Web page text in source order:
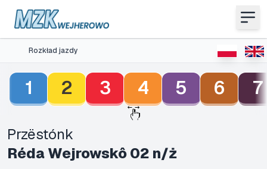
Rozkład jazdy
1 2 3 4 5 6 7
Przëstónk
Réda Wejrowskô 02 n/ż